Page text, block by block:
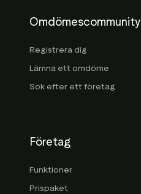
Omdömescommunity
Registrera dig
Lämna ett omdöme
Sök efter ett företag
Företag
Funktioner
Prispaket